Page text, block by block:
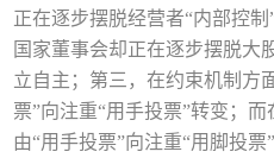
正在逐步摆脱经营者“内部控
国家董事会却正在逐步摆脱大
立自主；第三，在约束机制方
票”向注重“用手投票”转变；
由“用手投票”向注重“用脚投